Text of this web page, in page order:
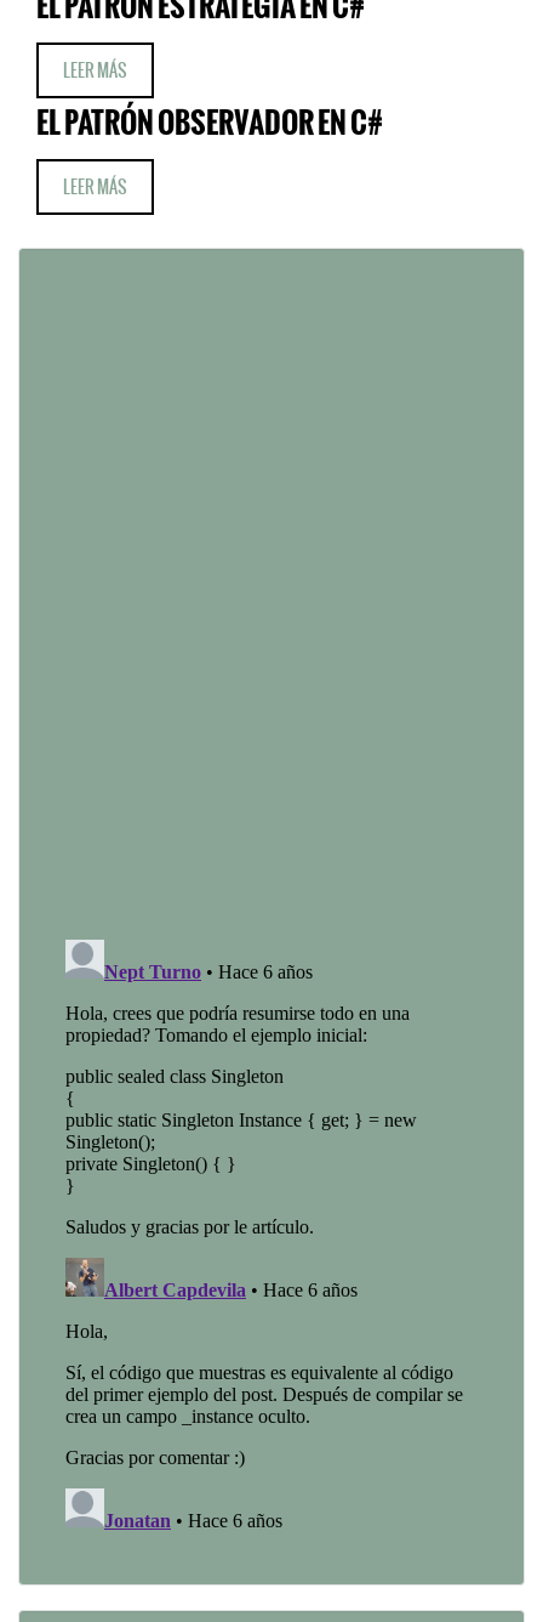
LEER MÁS
EL PATRÓN OBSERVADOR EN C#
LEER MÁS